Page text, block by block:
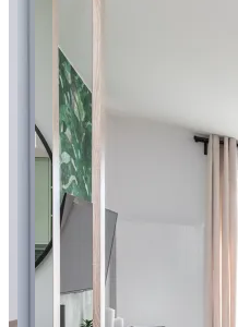
Nowy
SuperApart